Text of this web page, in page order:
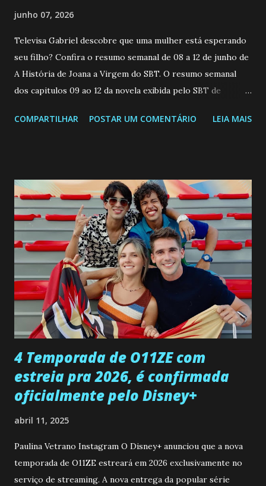
junho 07, 2026
Televisa Gabriel descobre que uma mulher está esperando
seu filho? Confira o resumo semanal de 08 a 12 de junho de
A História de Joana a Virgem do SBT. O resumo semanal
dos capitulos 09 ao 12 da novela exibida pelo SBT de
a Programação Semanal do SBT de 08/06/26 a 14/06/26
confessa a Gabriel que ele demonstrou ser o tipo de
pessoa que ela tanto desejou durante toda a vida. Camila
entra no quarto de Gabriel e imagina como seria o
encontro deles, quando conseguir seduzi-lo. Manuel avisa a
Paula sobre a suposta infidelidade de Gabriel com Joana.
Rogerio consegue se livrar de todas as suspeitas pelo
desaparecimento de Francisco, apontando que ele poderia
ter sido vítima da fúria de Gabriel. Artur informa a Gabriel
que a clínica inseminou por engano outra paciente, que está
...
COMPARTILHAR POSTAR UM COMENTÁRIO LEIA MAIS
4 Temporada de O11ZE com
estreia pra 2026, é confirmada
oficialmente pelo Disney+
abril 11, 2025
Paulina Vetrano Instagram O Disney+ anunciou que a nova
temporada de O11ZE estreará em 2026 exclusivamente no
serviço de streaming. A nova entrega da popular série